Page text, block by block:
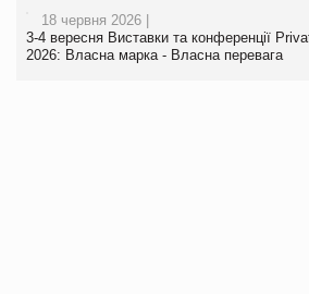
18 червня 2026 |
3-4 вересня Виставки та конференції
2026: Власна марка - Власна перевага